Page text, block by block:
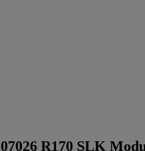
R170 SLK